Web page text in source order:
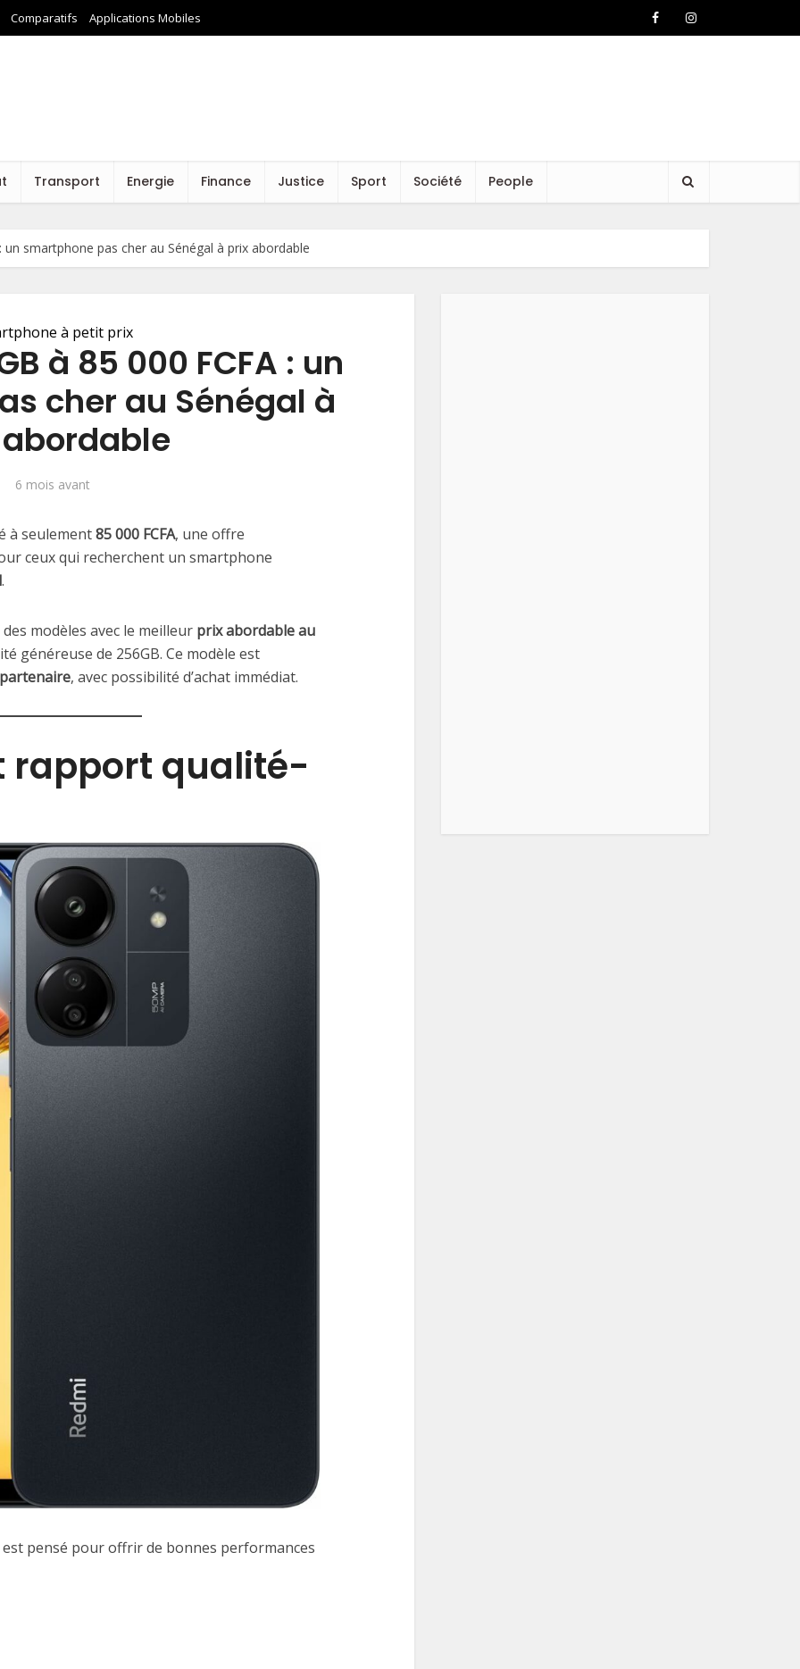
Comparatifs Applications Mobiles
Transport Energie Finance Justice Sport Société People
un smartphone pas cher au Sénégal à prix abordable
à petit prix
à 85 000 FCFA : un
cher au Sénégal à
6 mois avant
à seulement85 000 FCFA, une offre
ceux qui recherchent un smartphone
.
modèles avec le meilleur prix abordable au
généreuse de 256GB. Ce modèle est
, avec possibilité d’achat immédiat.
rapport qualité-
est pensé pour offrir de bonnes performances